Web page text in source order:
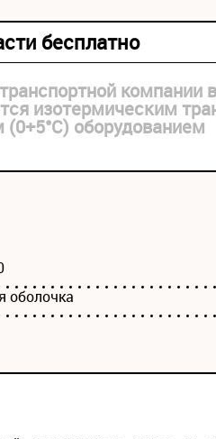
бесплатно
компании
изотермическим
оборудованием
оболочка